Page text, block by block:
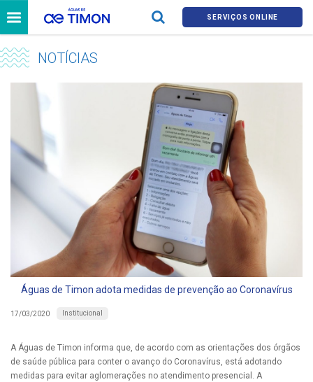
SERVIÇOS ONLINE
NOTÍCIAS
Águas de Timon adota medidas de prevenção ao Coronavírus
17/03/2020 Institucional
A Águas de Timon informa que, de acordo com as orientações dos órgãos
de saúde pública para conter o avanço do Coronavírus, está adotando
medidas para evitar aglomerações no atendimento presencial. A